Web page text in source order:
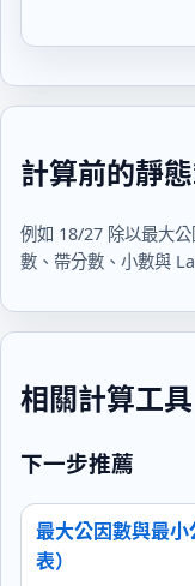
計算前的靜
例如 18/27 除以最大
數、帶分數、小數與
相關計算工具
下一步推薦
最大公因數與最
表）